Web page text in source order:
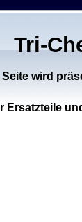
Tri-
Seite wird
Ersatzteile